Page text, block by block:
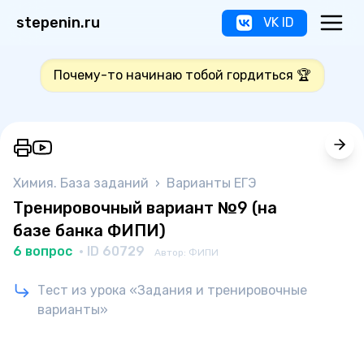
stepenin.ru VK ID
Почему-то начинаю тобой гордиться 🏆
Химия. База заданий › Варианты ЕГЭ
Тренировочный вариант №9 (на
базе банка ФИПИ)
6 вопрос · ID 60729 Автор: ФИПИ
Тест из урока «Задания и тренировочные
варианты»